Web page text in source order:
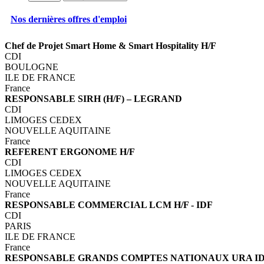
Nos dernières offres d'emploi
Chef de Projet Smart Home & Smart Hospitality H/F
CDI
BOULOGNE
ILE DE FRANCE
France
RESPONSABLE SIRH (H/F) – LEGRAND
CDI
LIMOGES CEDEX
NOUVELLE AQUITAINE
France
REFERENT ERGONOME H/F
CDI
LIMOGES CEDEX
NOUVELLE AQUITAINE
France
RESPONSABLE COMMERCIAL LCM H/F - IDF
CDI
PARIS
ILE DE FRANCE
France
RESPONSABLE GRANDS COMPTES NATIONAUX URA